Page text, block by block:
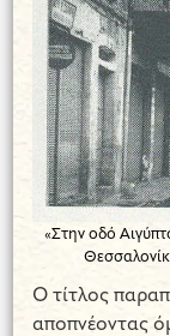
«Στην οδό
Ο τίτλος
αποπνέοντας